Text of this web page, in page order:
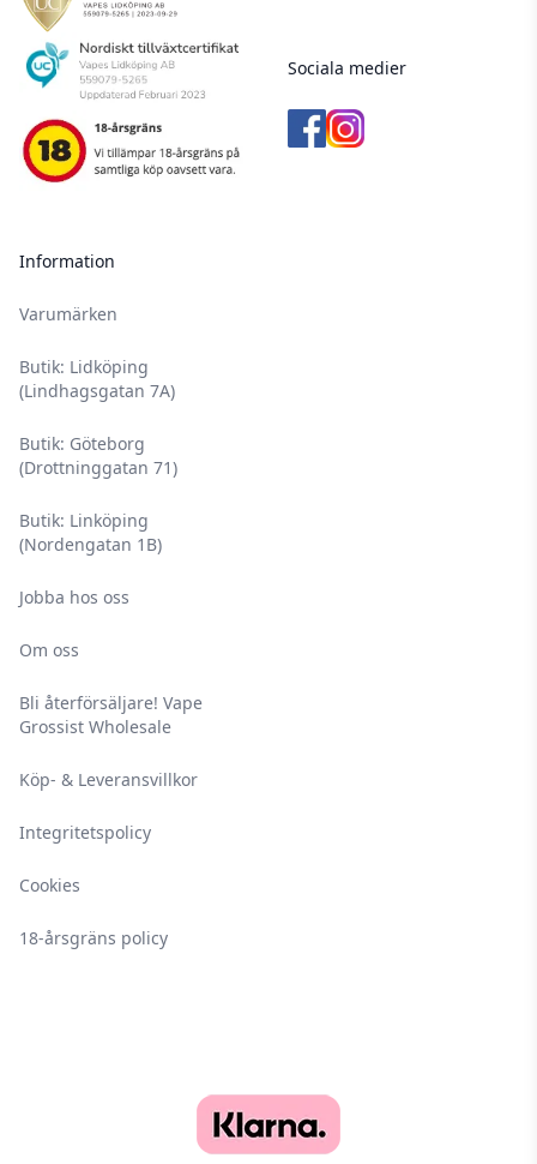
Information
Varumärken
Butik: Lidköping
(Lindhagsgatan 7A)
Butik: Göteborg
(Drottninggatan 71)
Butik: Linköping
(Nordengatan 1B)
Jobba hos oss
Om oss
Bli återförsäljare! Vape
Grossist Wholesale
Köp- & Leveransvillkor
Integritetspolicy
Cookies
18-årsgräns policy
Sociala medier